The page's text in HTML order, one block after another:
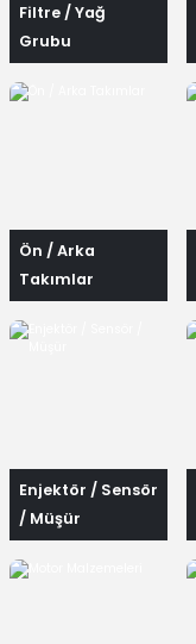
Filtre / Yağ
Grubu
Ön / Arka
Takımlar
Enjektör / Sensör
/ Müşür